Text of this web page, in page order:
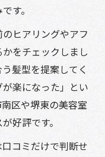
す。
ヒアリングやアフ
をチェックしまし
髪型を提案してく
楽になった」とい
区や堺東の美容室
好評です。
コミだけで判断せ